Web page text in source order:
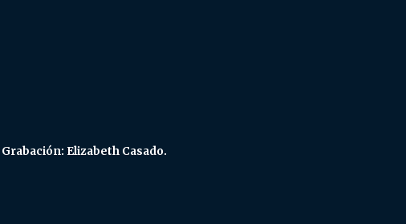
Grabación: Elizabeth Casado.